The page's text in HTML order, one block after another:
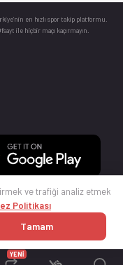
YENİ
en hızlı spor takip platformu.
ile hiçbir maçı kaçırmayın.
ve trafiği analiz etmek
Politikası
Tamam